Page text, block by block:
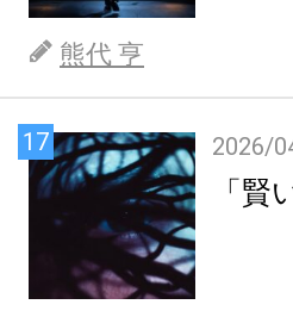
熊代 亨
17 2026/
「